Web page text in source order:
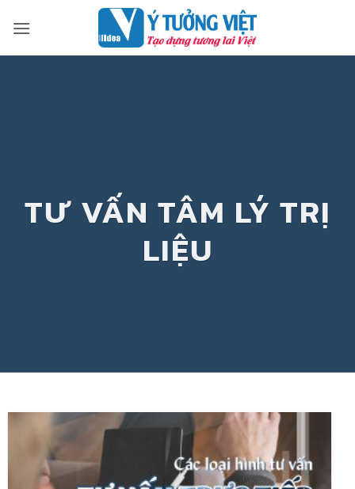
qua
TƯ VẤN TÂM LÝ TRỊ
LIỆU